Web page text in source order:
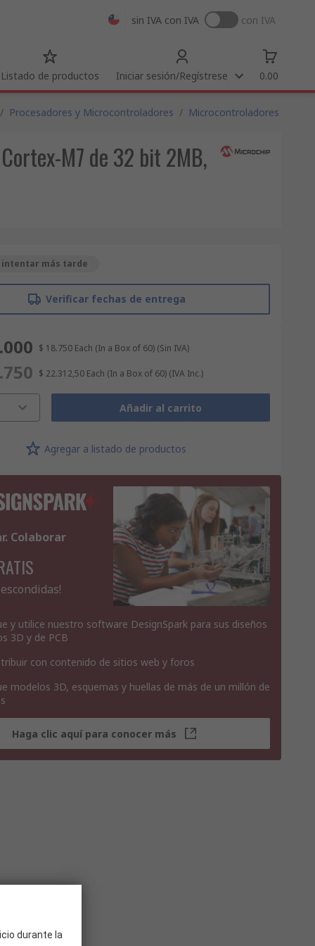
sin IVA con IVA con IVA
Listado de productos Iniciar sesión/Regístrese 0.00
/ Procesadores y Microcontroladores / Microcontroladores
M7 de 32 bit 2MB,
intentar más tarde
Verificar fechas de entrega
$ 18.750 Each (In a Box of 60) (Sin IVA)
$ 22.312,50 Each (In a Box of 60) (IVA Inc.)
Añadir al carrito
Agregar a listado de productos
Colaborar
y utilice nuestro software DesignSpark para sus diseños
3D y de PCB
con contenido de sitios web y foros
modelos 3D, esquemas y huellas de más de un millón de
Haga clic aquí para conocer más
durante la